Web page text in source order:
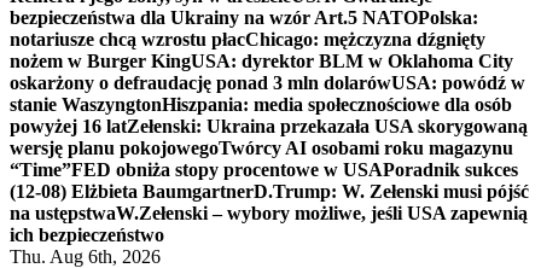
bezpieczeństwa dla Ukrainy na wzór Art.5 NATOPolska:
notariusze chcą wzrostu płacChicago: mężczyzna dźgnięty
nożem w Burger KingUSA: dyrektor BLM w Oklahoma City
oskarżony o defraudację ponad 3 mln dolarówUSA: powódź w
stanie WaszyngtonHiszpania: media społecznościowe dla osób
powyżej 16 latZełenski: Ukraina przekazała USA skorygowaną
wersję planu pokojowegoTwórcy AI osobami roku magazynu
“Time”FED obniża stopy procentowe w USAPoradnik sukces
(12-08) Elżbieta BaumgartnerD.Trump: W. Zełenski musi pójść
na ustępstwaW.Zełenski – wybory możliwe, jeśli USA zapewnią
ich bezpieczeństwo
Thu. Aug 6th, 2026